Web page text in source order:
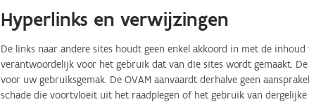
Hyperlinks en verwijzingen
De links naar andere sites houdt geen enkel akkoord in met de inhoud
verantwoordelijk voor het gebruik dat van die sites wordt gemaakt.
voor uw gebruiksgemak. De OVAM aanvaardt derhalve geen
schade die voortvloeit uit het raadplegen of het gebruik van